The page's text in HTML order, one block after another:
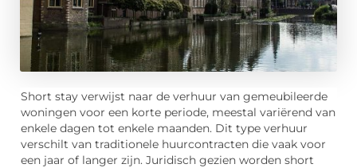
Short stay verwijst naar de verhuur van gemeubileerde
woningen voor een korte periode, meestal variërend van
enkele dagen tot enkele maanden. Dit type verhuur
verschilt van traditionele huurcontracten die vaak voor
een jaar of langer zijn. Juridisch gezien worden short